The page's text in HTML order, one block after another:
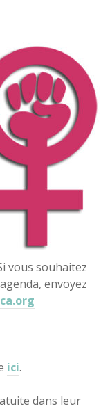
vous souhaitez
envoyez
ici.
dans leur